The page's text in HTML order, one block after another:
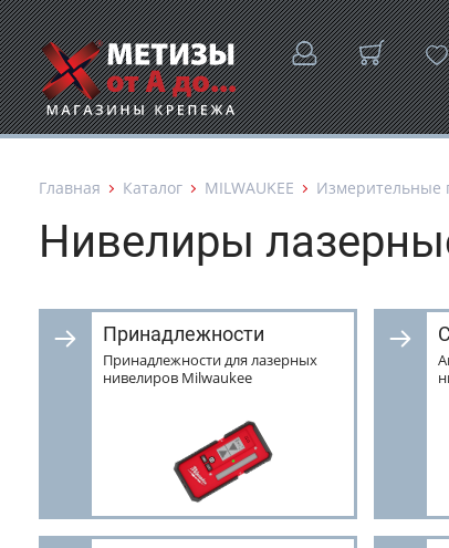
Главная Каталог MILWAUKEE Измерительные
Нивелиры
Принадлежности
Принадлежности для лазерных
нивелиров Milwaukee